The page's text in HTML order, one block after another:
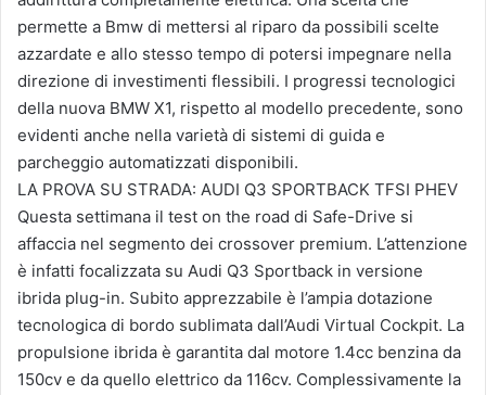
permette a Bmw di mettersi al riparo da possibili scelte
azzardate e allo stesso tempo di potersi impegnare nella
direzione di investimenti flessibili. I progressi tecnologici
della nuova BMW X1, rispetto al modello precedente, sono
evidenti anche nella varietà di sistemi di guida e
parcheggio automatizzati disponibili.
LA PROVA SU STRADA: AUDI Q3 SPORTBACK TFSI PHEV
Questa settimana il test on the road di Safe-Drive si
affaccia nel segmento dei crossover premium. L’attenzione
è infatti focalizzata su Audi Q3 Sportback in versione
ibrida plug-in. Subito apprezzabile è l’ampia dotazione
tecnologica di bordo sublimata dall’Audi Virtual Cockpit. La
propulsione ibrida è garantita dal motore 1.4cc benzina da
150cv e da quello elettrico da 116cv. Complessivamente la